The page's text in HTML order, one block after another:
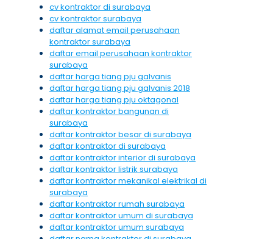
cv kontraktor di surabaya
cv kontraktor surabaya
daftar alamat email perusahaan
kontraktor surabaya
daftar email perusahaan kontraktor
surabaya
daftar harga tiang pju galvanis
daftar harga tiang pju galvanis 2018
daftar harga tiang pju oktagonal
daftar kontraktor bangunan di
surabaya
daftar kontraktor besar di surabaya
daftar kontraktor di surabaya
daftar kontraktor interior di surabaya
daftar kontraktor listrik surabaya
daftar kontraktor mekanikal elektrikal di
surabaya
daftar kontraktor rumah surabaya
daftar kontraktor umum di surabaya
daftar kontraktor umum surabaya